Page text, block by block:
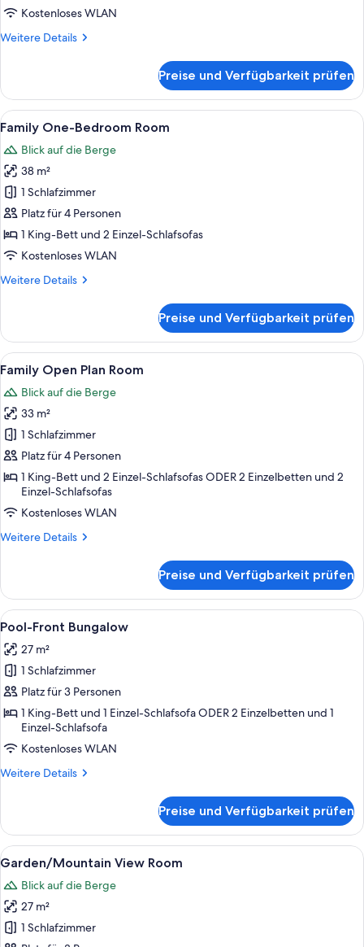
the
House
Kostenloses WLAN
Weitere Details
Weitere
Offer
Run
the
House
Preise und Verfügbarkeit prüfen
Alle
Fotos
für
Family
One-
Bedroom
Room
anzeigen
Ein Schlafzimmer mit Bett,
6
Family One-Bedroom Room
Blick auf die Berge
38 m²
1 Schlafzimmer
Platz für 4 Personen
1 King-Bett und 2 Einzel-Schlafsofas
Kostenloses WLAN
Weitere Details
Weitere
One-
Bedroom
Room
Preise und Verfügbarkeit prüfen
Alle
Fotos
für
Family
Open
Plan
Room
anzeigen
Ein Hotelzimmer mit Balkon,
8
Family Open Plan Room
Blick auf die Berge
33 m²
1 Schlafzimmer
Platz für 4 Personen
1 King-Bett und 2 Einzel-Schlafsofas ODER 2 Einzelbetten und 2
Einzel-Schlafsofas
Kostenloses WLAN
Weitere Details
Weitere
Open
Plan
Room
Preise und Verfügbarkeit prüfen
Alle
Fotos
für
Pool-
Front
Bungalow
anzeigen
Ein Schlafzimmer mit einem
5
Pool-Front Bungalow
27 m²
1 Schlafzimmer
Platz für 3 Personen
1 King-Bett und 1 Einzel-Schlafsofa ODER 2 Einzelbetten und 1
Einzel-Schlafsofa
Kostenloses WLAN
Weitere Details
Weitere
Front
Bungalow
Preise und Verfügbarkeit prüfen
Alle
Fotos
für
Garden/Mountain
View
Garden/Mountain View Room |
7
Garden/Mountain View Room
Blick auf die Berge
27 m²
1 Schlafzimmer